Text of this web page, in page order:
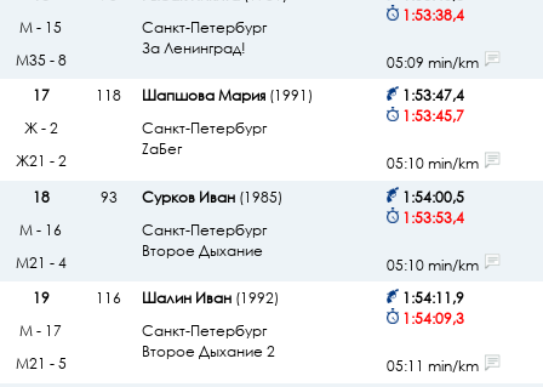
Санкт-Петербург
За Ленинград!
1:53:38,4
М - 15
М35 - 8
05:09 min/km
17
118 Шапшова Мария(1991)
Санкт-Петербург
ZaБег
1:53:47,4
1:53:45,7
Ж - 2
Ж21 - 2
05:10 min/km
18
93 Сурков Иван(1985)
Санкт-Петербург
Второе Дыхание
1:54:00,5
1:53:53,4
М - 16
М21 - 4
05:10 min/km
19
116 Шалин Иван(1992)
Санкт-Петербург
Второе Дыхание 2
1:54:11,9
1:54:09,3
М - 17
М21 - 5
05:11 min/km